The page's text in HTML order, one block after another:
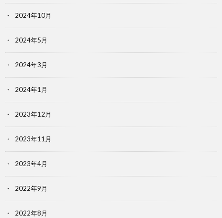
2024年10月
2024年5月
2024年3月
2024年1月
2023年12月
2023年11月
2023年4月
2022年9月
2022年8月